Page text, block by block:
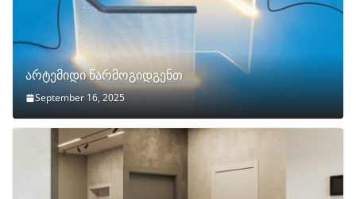
არტემიდი წარმოგიდგენთ
September 16, 2025